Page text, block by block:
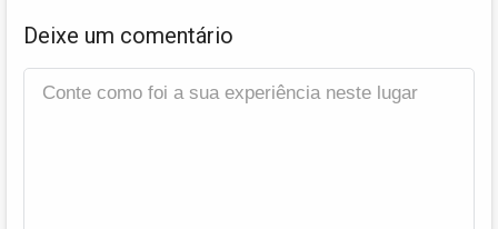
Deixe um comentário